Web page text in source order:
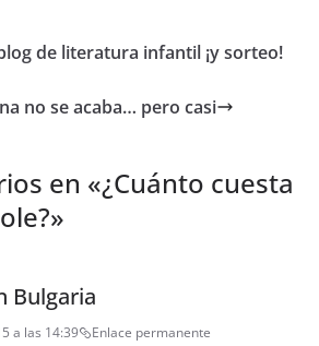
de literatura infantil ¡y sorteo!
no se acaba… pero casi
en «¿Cuánto cuesta
»
Bulgaria
a las 14:39 Enlace permanente